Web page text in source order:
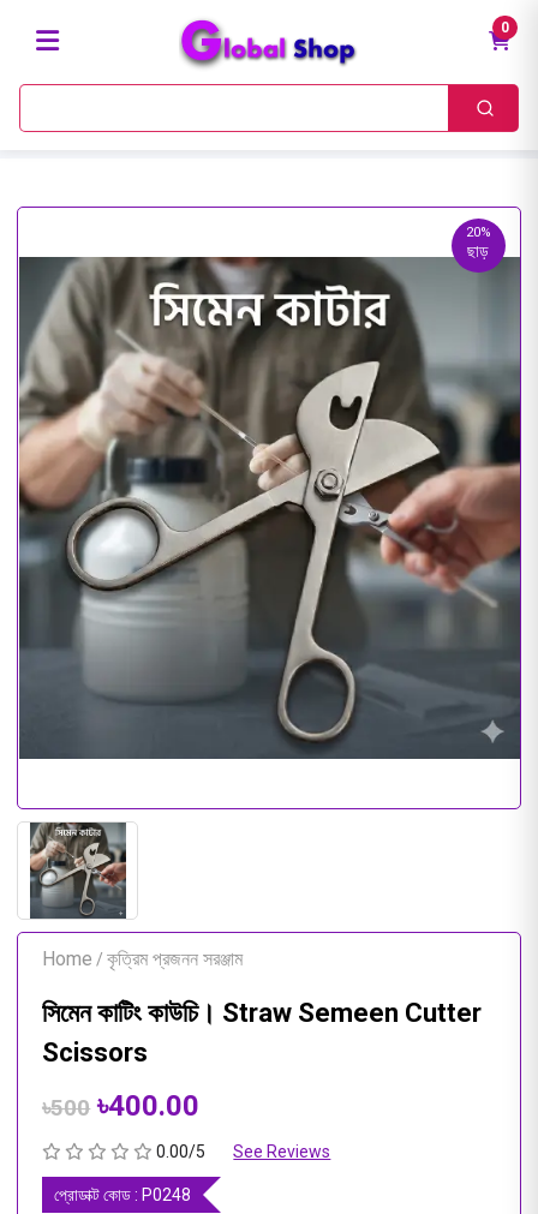
0
20%
ছাড়
Home / কৃত্রিম প্রজনন সরঞ্জাম
সিমেন কাটিং কাউচি। Straw Semeen Cutter
Scissors
৳500 ৳400.00
0.00/5 See Reviews
প্রোডাক্ট কোড : P0248